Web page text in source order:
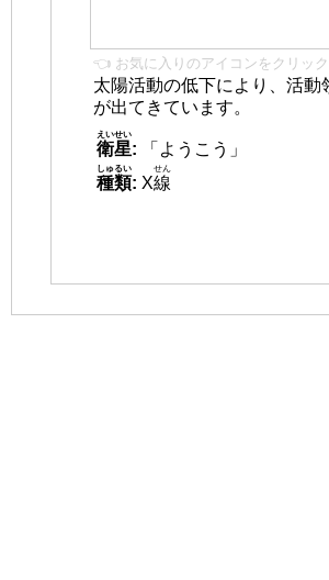
👈 お気に入りのアイコンをクリック
太陽活動の低下により、活動
が出てきています。
衛星
えいせい
:
「ようこう」
種類
しゅるい
: X線
せん